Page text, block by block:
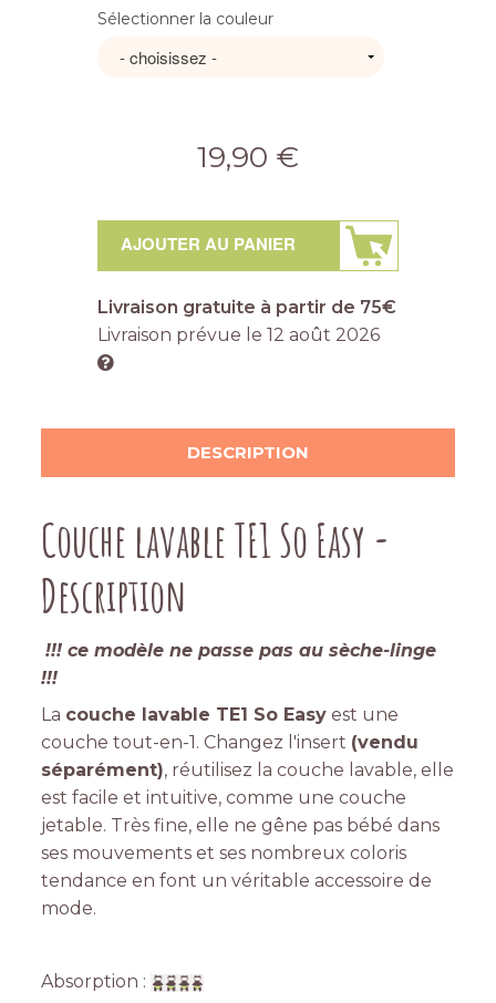
Sélectionner la couleur
19,90 €
AJOUTER AU PANIER
Livraison gratuite à partir de 75€
Livraison prévue le 12 août 2026
DESCRIPTION
Couche lavable TE1 So Easy -
Description
!!! ce modèle ne passe pas au sèche-linge
!!!
La couche lavable TE1 So Easy est une
couche tout-en-1. Changez l'insert (vendu
séparément), réutilisez la couche lavable, elle
est facile et intuitive, comme une couche
jetable. Très fine, elle ne gêne pas bébé dans
ses mouvements et ses nombreux coloris
tendance en font un véritable accessoire de
mode.
Absorption :